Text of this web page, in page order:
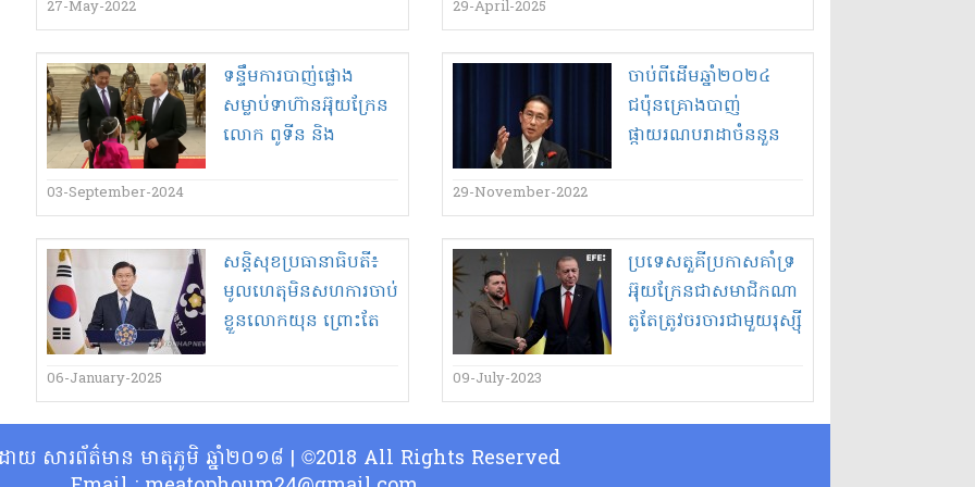
27-May-2022 29-April-2025
ទន្ទឹមការបាញ់​ផ្លោង​
សម្លាប់​ទា​ហ៊ាន​អ៊ុយ​ក្រែ​ន​
លោក ពូ​ទីន និង​
ក្រែ​ន ជុំវិញ​ដីកាចាប់ខ្លួន​
របស់ ICC​តែហ្វាំ​ង​ដាក់​
ការ​កៀប​ស​ង្គ​ត់
03-September-2024
ចាប់ពី​ដើមឆ្នាំ​២០២៤​
ជប៉ុន​គ្រោង​បាញ់​
ផ្កាយរណប​រា​ដា​ចំន​នួន​
កញ្ចប់​ថវិកា​រ​យោធា
29-November-2022
សន្តិសុខ​ប្រធានាធិបតី​៖​
មូលហេតុ​មិន​សហការ​ចាប់
ខ្លួន​លោក​យុន ព្រោះតែ​
06-January-2025
ប្រទេស​តួ​គី​ប្រកាស​គាំទ្រ​
អ៊ុយ​ក្រែ​ន​ជា​សមាជិក​ណា​
តូ​តែ​ត្រូវ​ចរចារ​ជាមួយ​រុស្ស៊ី​
09-July-2023
ដោយ សារព័ត៌មាន មាតុភូមិ ឆ្នាំ២០១៨ | ©2018 All Rights Reserved